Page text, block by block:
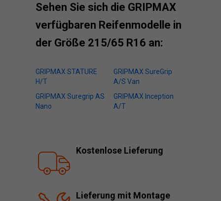
Sehen Sie sich die GRIPMAX
verfügbaren Reifenmodelle in
der Größe 215/65 R16 an:
GRIPMAX STATURE
H/T
GRIPMAX Suregrip AS
Nano
GRIPMAX SureGrip
A/S Van
GRIPMAX Inception
A/T
Kostenlose Lieferung
Lieferung mit Montage